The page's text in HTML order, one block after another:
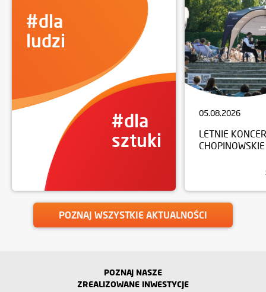
#dla
ludzi
#dla
sztuki
05.08.2026
LETNIE
CHOPINOWSKIE
POZNAJ WSZYSTKIE AKTUALNOŚCI
POZNAJ NASZE
ZREALIZOWANE INWESTYCJE